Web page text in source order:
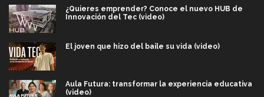
¿Quieres emprender? Conoce el nuevo HUB de
Innovación del Tec (video)
El joven que hizo del baile su vida (video)
Aula Futura: transformar la experiencia educativa
(video)